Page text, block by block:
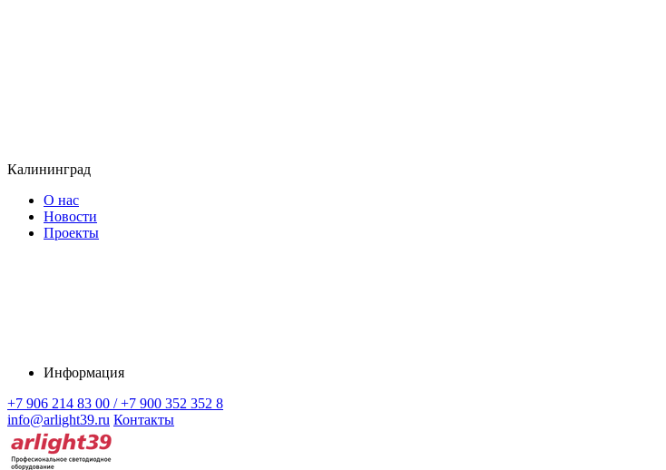
Калининград
О нас
Новости
Проекты
Информация
+7 906 214 83 00 / +7 900 352 352 8
info@arlight39.ru Контакты